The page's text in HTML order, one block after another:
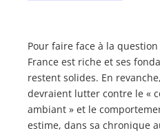
Pour faire face à la
France est riche et ses
restent solides. En
devraient lutter contre le «
ambiant » et le
estime, dans sa chronique